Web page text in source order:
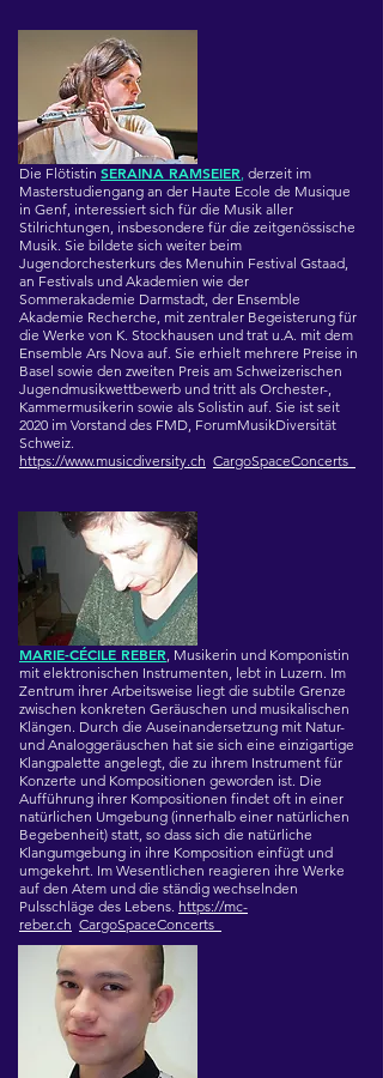
Die Flötistin SERAINA RAMSEIER, derzeit im
Masterstudiengang an der Haute Ecole de Musique
in Genf, interessiert sich für die Musik aller
Stilrichtungen, insbesondere für die zeitgenössische
Musik. Sie bildete sich weiter beim
Jugendorchesterkurs des Menuhin Festival Gstaad,
an Festivals und Akademien wie der
Sommerakademie Darmstadt, der Ensemble
Akademie Recherche, mit zentraler Begeisterung für
die Werke von K. Stockhausen und trat u.A. mit dem
Ensemble Ars Nova auf. Sie erhielt mehrere Preise in
Basel sowie den zweiten Preis am Schweizerischen
Jugendmusikwettbewerb und tritt als Orchester-,
Kammermusikerin sowie als Solistin auf. Sie ist seit
2020 im Vorstand des FMD, ForumMusikDiversität
Schweiz.
https://www.musicdiversity.ch CargoSpaceConcerts
MARIE-CÉCILE REBER, Musikerin und Komponistin
mit elektronischen Instrumenten, lebt in Luzern. Im
Zentrum ihrer Arbeitsweise liegt die subtile Grenze
zwischen konkreten Geräuschen und musikalischen
Klängen. Durch die Auseinandersetzung mit Natur-
und Analoggeräuschen hat sie sich eine einzigartige
Klangpalette angelegt, die zu ihrem Instrument für
Konzerte und Kompositionen geworden ist. Die
Aufführung ihrer Kompositionen findet oft in einer
natürlichen Umgebung (innerhalb einer natürlichen
Begebenheit) statt, so dass sich die natürliche
Klangumgebung in ihre Komposition einfügt und
umgekehrt. Im Wesentlichen reagieren ihre Werke
auf den Atem und die ständig wechselnden
Pulsschläge des Lebens. https://mc-
reber.ch CargoSpaceConcerts